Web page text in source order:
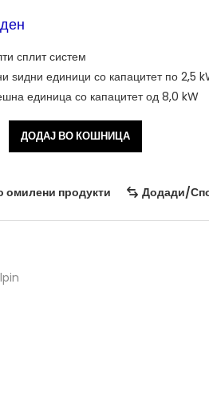
ден
сплит систем
ѕидни единици со капацитет по 2,5
единица со капацитет од 8,0 kW
ДОДАЈ ВО КОШНИЦА
омилени продукти Додади/